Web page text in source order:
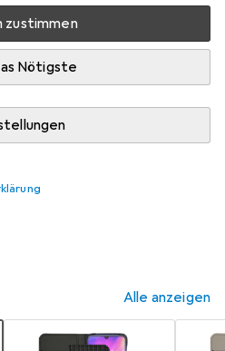
zustimmen
Nötigste
Mi, 30.9. geliefert
schneller verfügbar
Lieferzeit
Warenkorb
Alle anzeigen